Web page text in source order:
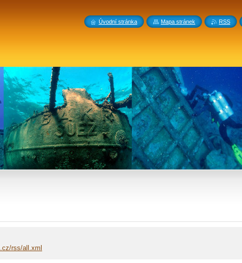
rss/all.xml
Úvodní stránka Mapa stránek RSS